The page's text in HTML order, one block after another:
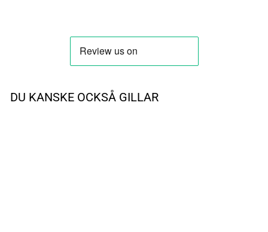
DU KANSKE OCKSÅ GILLAR